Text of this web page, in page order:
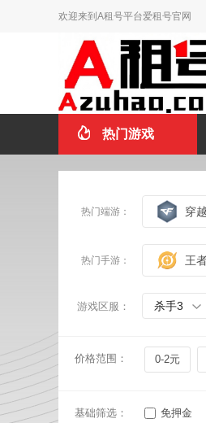
欢迎来到A租号平台爱租号官网
热门游戏
热门端游： 穿
热门手游： 王
游戏区服： 杀手3
价格范围： 0-2元
基础筛选： 免押金